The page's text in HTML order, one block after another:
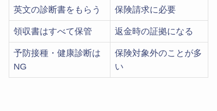
英文の診断書をもらう 保険請求に必要
領収書はすべて保管 返金時の証拠になる
予防接種・健康診断は
NG
保険対象外のことが多
い